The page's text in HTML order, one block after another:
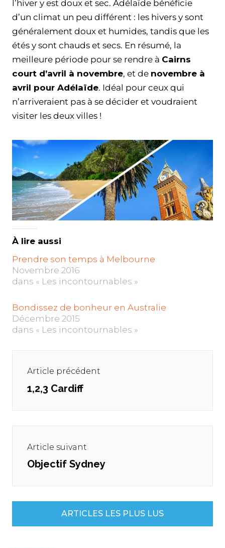
l’hiver y est doux et sec. Adélaïde bénéficie
d’un climat un peu différent : les hivers y sont
généralement doux et humides, tandis que les
étés y sont chauds et secs. En résumé, la
meilleure période pour se rendre à Cairns
court d’avril à novembre, et de novembre à
avril pour Adélaïde. Idéal pour ceux qui
n’arriveraient pas à se décider et voudraient
visiter les deux villes !
À lire aussi
Prendre son temps à Melbourne
Novembre 2016
dans « Les incontournables »
Bondissez de bonheur en Australie
Décembre 2015
dans « Les incontournables »
l’articleArticle précédent
Previous
1,2,3 Cardiff
Article suivant
Next
Objectif Sydney
ARTICLES LES PLUS LUS